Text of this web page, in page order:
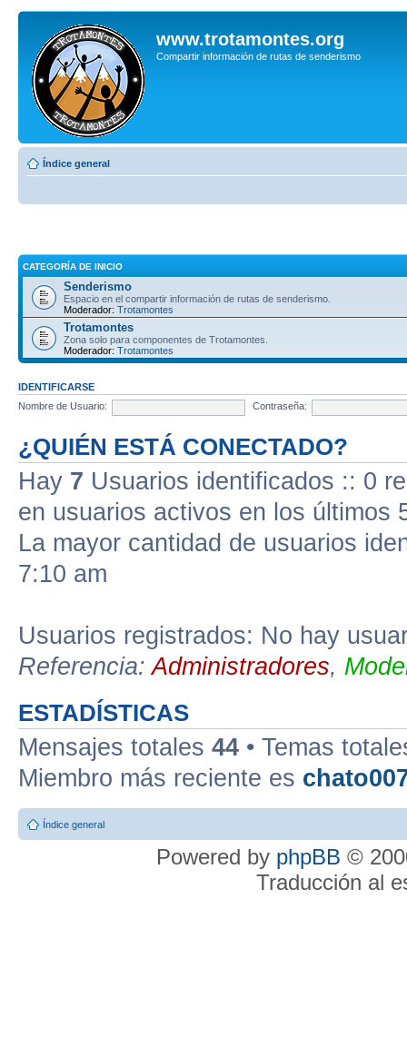
www.trotamontes.org
Compartir información de rutas de senderismo
Índice general
CATEGORÍA DE INICIO
Senderismo
Espacio en el compartir información de rutas de senderismo.
Moderador: Trotamontes
Trotamontes
Zona solo para componentes de Trotamontes.
Moderador: Trotamontes
IDENTIFICARSE
Nombre de Usuario:
Contraseña:
¿QUIÉN ESTÁ CONECTADO?
Hay 7 Usuarios identificados :: 0
en usuarios activos en los últimos
La mayor cantidad de usuarios
7:10 am
Usuarios registrados: No hay
Referencia:Administradores,
ESTADÍSTICAS
Mensajes totales 44 • Temas
Miembro más reciente es
Índice general
Powered by phpBB ©
Traducción al